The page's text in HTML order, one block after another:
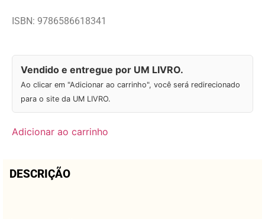
ISBN: 9786586618341
Vendido e entregue por UM LIVRO.
Ao clicar em "Adicionar ao carrinho", você será redirecionado
para o site da UM LIVRO.
Adicionar ao carrinho
DESCRIÇÃO